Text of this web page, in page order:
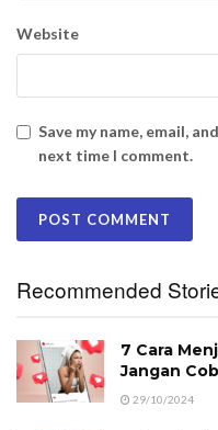
Website
Save my name, email,
next time I comment.
Recommended
7 Cara
Jangan
29/10/2024